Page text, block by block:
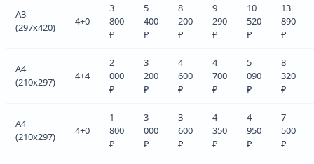
A3
(297x420)
4+0
3
800
₽
5
400
₽
8
200
₽
9
290
₽
10
520
₽
13
890
₽
A4
(210x297)
4+4
2
000
₽
3
200
₽
4
600
₽
4
700
₽
5
090
₽
8
320
₽
A4
(210x297)
4+0
1
800
₽
3
000
₽
3
600
₽
4
350
₽
4
950
₽
7
500
₽